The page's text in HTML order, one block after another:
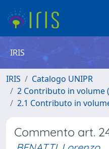
IRIS
IRIS
Catalogo UNIPR
2 Contributo in volume
2.1 Contributo in
Commento art.